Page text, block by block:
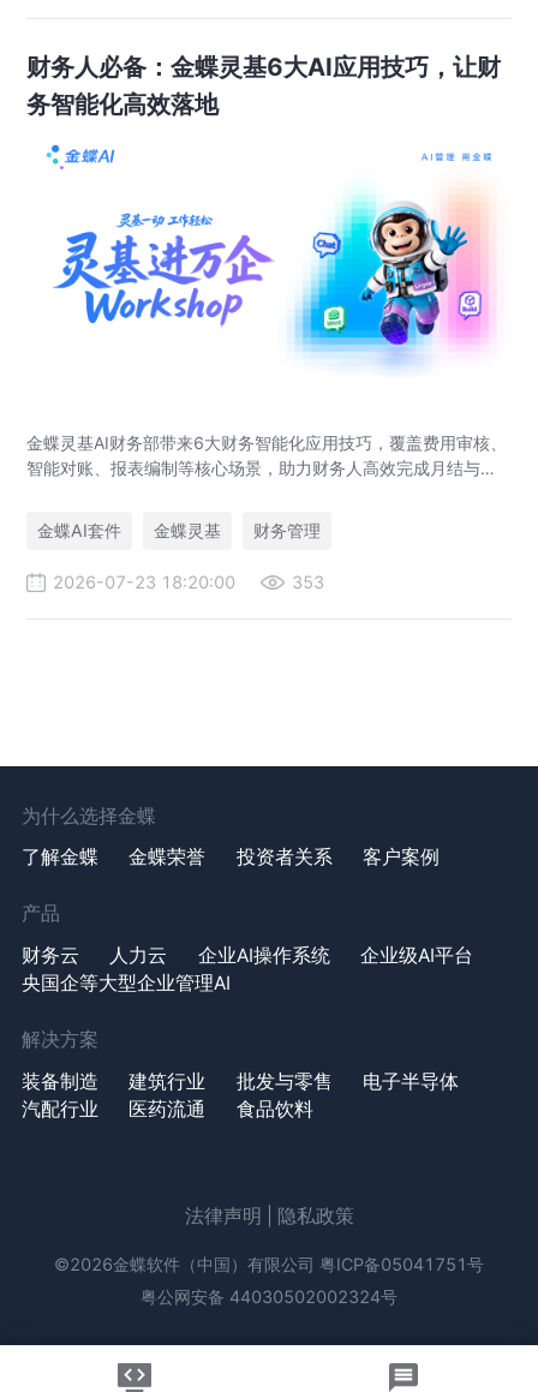
财务人必备：金蝶灵基6大AI应用技巧，让财
务智能化高效落地
金蝶灵基AI财务部带来6大财务智能化应用技巧，覆盖费用审核、
智能对账、报表编制等核心场景，助力财务人高效完成月结与业
金蝶AI套件
金蝶灵基 财务管理
2026-07-23 18:20:00 353
为什么选择金蝶
了解金蝶
金蝶荣誉 投资者关系 客户案例
产品
财务云
人力云 企业AI操作系统
企业级AI平台
央国企等大型企业管理AI
解决方案
装备制造
建筑行业 批发与零售
电子半导体
汽配行业
医药流通 食品饮料
法律声明 隐私政策
©2026金蝶软件（中国）有限公司 粤ICP备05041751号
粤公网安备 44030502002324号